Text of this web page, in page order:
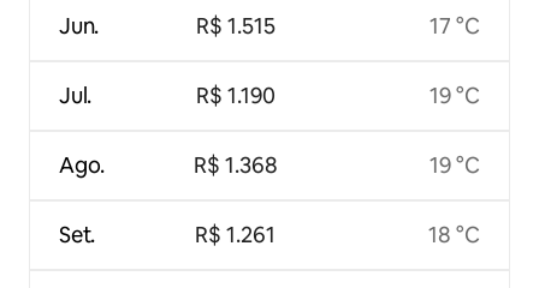
Jun.
Jul.
Ago.
Set.
R$ 1.515
R$ 1.190
R$ 1.368
R$ 1.261
17 °C
19 °C
19 °C
18 °C